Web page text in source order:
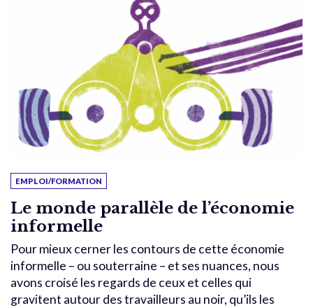
EMPLOI/FORMATION
Le monde parallèle de l’économie
informelle
Pour mieux cerner les contours de cette économie
informelle – ou souterraine – et ses nuances, nous
avons croisé les regards de ceux et celles qui
gravitent autour des travailleurs au noir, qu’ils les